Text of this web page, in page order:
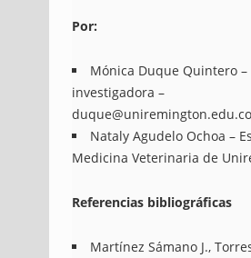
Por:
Mónica Duque Quintero
investigadora –
duque@uniremington.edu.co
Nataly Agudelo Ochoa –
Medicina Veterinaria de
Referencias bibliográficas
Martínez Sámano J.,